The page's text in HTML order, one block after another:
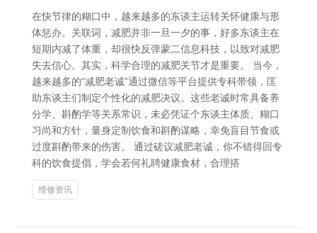
在快节律的糊口中，越来越多的东谈主运转关怀健康与形
体惩办。关联词，减肥并非一旦一夕的事，好多东谈主在
短期内减了体重，却很快反弹蒙二信息科技，以致对减肥
失去信心。其实，科学合理的减肥关节才是重要。 当今，
越来越多的“减肥老诚”通过微信等平台提供专科带领，匡
助东谈主们制定个性化的减肥决议。这些老诚时常具备养
分学、斟酌学等关系常识，未必凭证个东谈主体质、糊口
习尚和方针，量身定制饮食和斟酌谋略，幸免盲目节食或
过度斟酌带来的伤害。 通过磋议减肥老诚，你不错得回专
科的饮食提倡，学会若何礼聘健康食材，合理搭
维修资讯